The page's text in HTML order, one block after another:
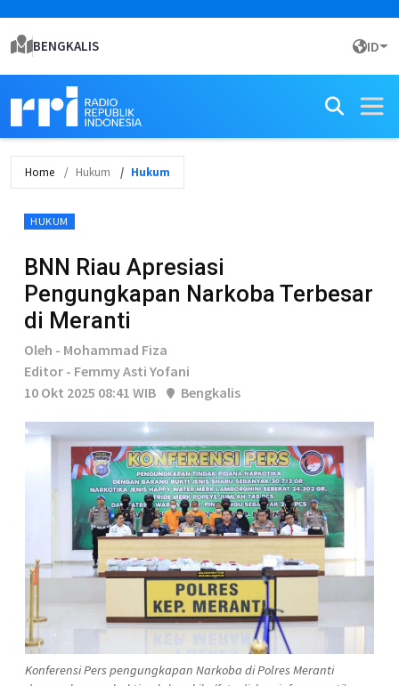
BENGKALIS ID
Home Hukum Hukum
HUKUM
BNN Riau Apresiasi
Pengungkapan Narkoba Terbesar
di Meranti
Oleh - Mohammad Fiza
Editor - Femmy Asti Yofani
10 Okt 2025 08:41 WIB
Bengkalis
Konferensi Pers pengungkapan Narkoba di Polres Meranti